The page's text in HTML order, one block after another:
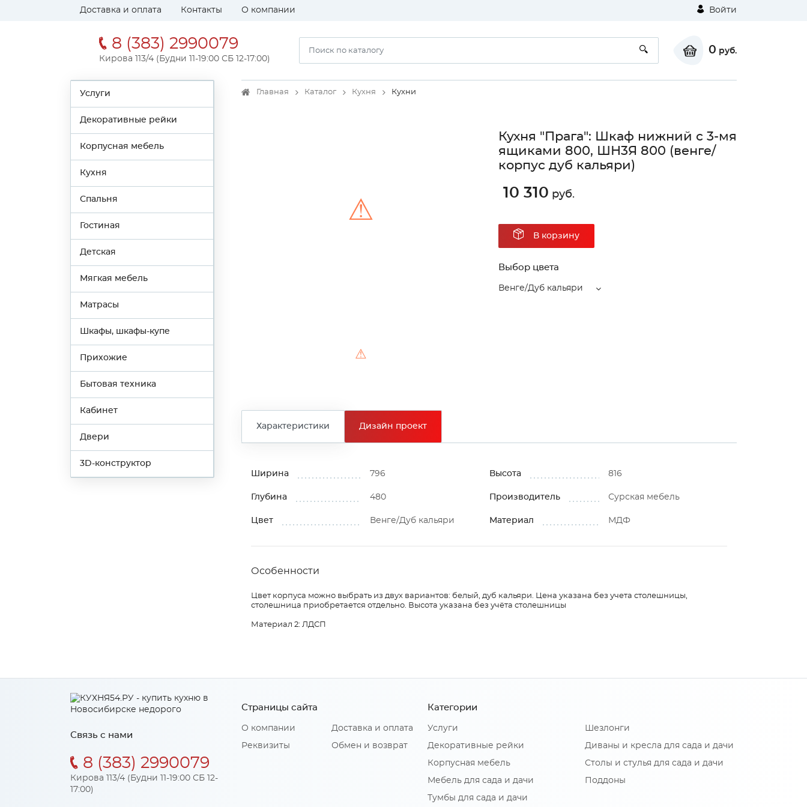
Доставка и оплата Контакты О компании Войти
8 (383) 2990079
Кирова 113/4 (Будни 11-19:00 СБ 12-17:00)
0 руб.
Услуги
Декоративные рейки
Корпусная мебель
Кухня
Спальня
Гостиная
Детская
Мягкая мебель
Матрасы
Шкафы, шкафы-купе
Прихожие
Бытовая техника
Кабинет
Двери
3D-конструктор
Главная Каталог Кухня Кухни
⚠
⚠
Кухня "Прага": Шкаф нижний с 3-мя
ящиками 800, ШН3Я 800 (венге/
корпус дуб кальяри)
10 310 руб.
В корзину
Выбор цвета
Венге/Дуб кальяри
Характеристики Дизайн проект
Ширина 796 Высота 816
Глубина 480 Производитель Сурская мебель
Цвет Венге/Дуб кальяри Материал МДФ
Особенности
Цвет корпуса можно выбрать из двух вариантов: белый, дуб кальяри. Цена указана без учета столешницы,
столешница приобретается отдельно. Высота указана без учёта столешницы
Материал 2: ЛДСП
Связь с нами
8 (383) 2990079
Кирова 113/4 (Будни 11-19:00 СБ 12-
17:00)
Страницы сайта
О компании
Реквизиты
Доставка и оплата
Обмен и возврат
Категории
Услуги
Декоративные рейки
Корпусная мебель
Мебель для сада и дачи
Тумбы для сада и дачи
Шезлонги
Диваны и кресла для сада и дачи
Столы и стулья для сада и дачи
Поддоны